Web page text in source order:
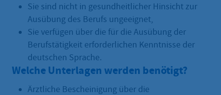
Sie sind nicht in gesundheitlicher Hinsicht zur
Ausübung des Berufs ungeeignet,
Sie verfügen über die für die Ausübung der
Berufstätigkeit erforderlichen Kenntnisse der
deutschen Sprache.
Welche Unterlagen werden benötigt?
Ärztliche Bescheinigung über die